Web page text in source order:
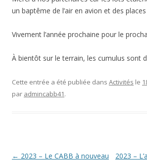
un baptême de l’air en avion et des
Vivement l’année prochaine pour le
À bientôt sur le terrain, les cumulus sont
Cette entrée a été publiée dans Activités le
par admincabb41.
Navigation
← 2023 – Le CABB à nouveau
2023 –